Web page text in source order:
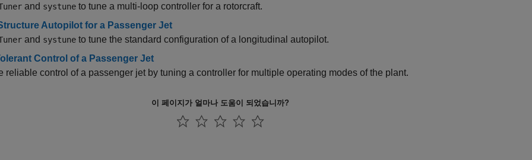
and systune to tune a multi-loop controller for a rotorcraft.
Autopilot for a Passenger Jet
and systune to tune the standard configuration of a longitudinal autopilot.
Control of a Passenger Jet
reliable control of a passenger jet by tuning a controller for multiple operating modes of the plant.
이 페이지가 얼마나 도움이 되었습니까?